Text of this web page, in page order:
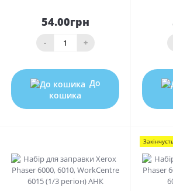
54.00грн
- +
До
кошика